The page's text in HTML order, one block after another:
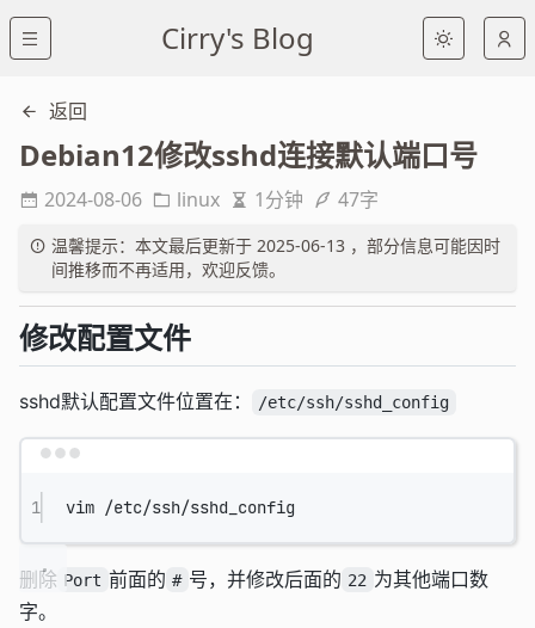
Cirry's Blog
返回
Debian12修改sshd连接默认端口号
2024-08-06 linux 1分钟 47字
温馨提示：本文最后更新于 2025-06-13 ，部分信息可能因时
间推移而不再适用，欢迎反馈。
修改配置文件
sshd默认配置文件位置在： /etc/ssh/sshd_config
1 vim /etc/ssh/sshd_config
删除 Port 前面的 # 号，并修改后面的 22 为其他端口数
字。